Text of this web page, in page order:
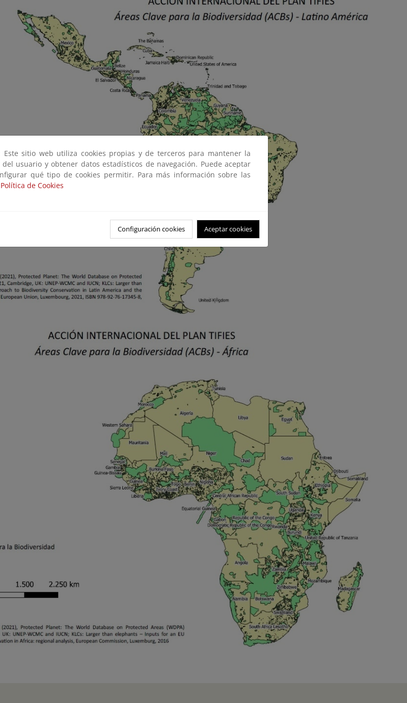
Este sitio web utiliza cookies propias y de terceros para mantener la
usuario y obtener datos estadísticos de navegación. Puede aceptar
qué tipo de cookies permitir. Para más información sobre las
Política de Cookies
Configuración cookies Aceptar cookies